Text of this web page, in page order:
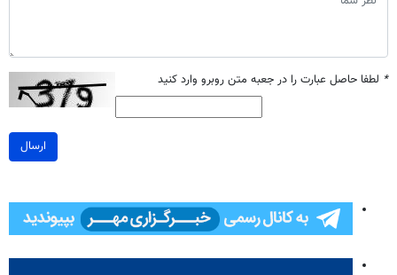
* لطفا حاصل عبارت را در جعبه متن روبرو وارد کنید
ارسال